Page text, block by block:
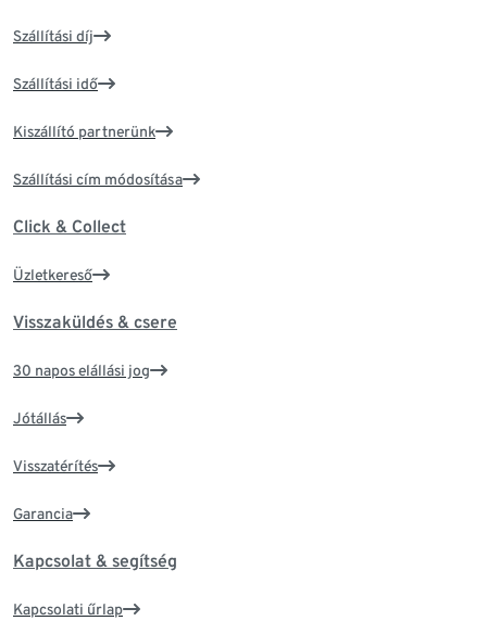
Szállítási díj
Szállítási idő
Kiszállító partnerünk
Szállítási cím módosítása
Click & Collect
Üzletkereső
Visszaküldés & csere
30 napos elállási jog
Jótállás
Visszatérítés
Garancia
Kapcsolat & segítség
Kapcsolati űrlap